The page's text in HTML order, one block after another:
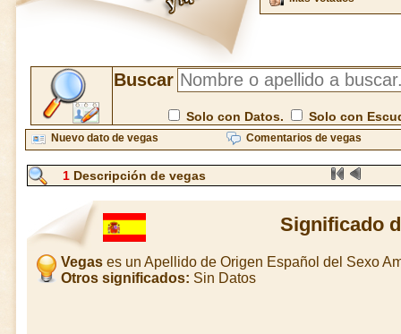
Buscar
Solo con Datos. Solo con
Nuevo dato de vegas Comentarios de vegas
1Descripción de vegas
Significado
Vegas es un Apellido de Origen Español del Sexo
Otros significados: Sin Datos